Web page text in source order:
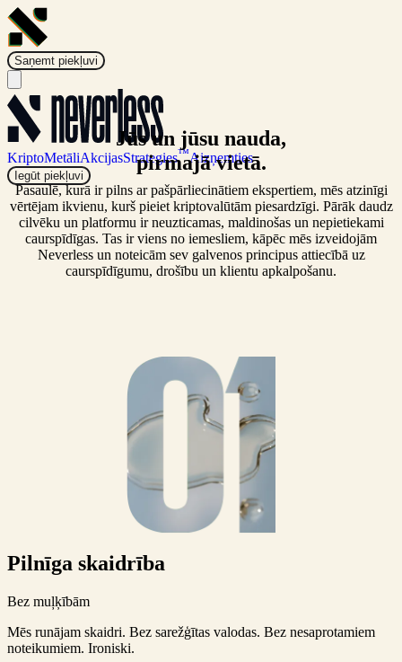
Saņemt piekļuvi
KriptoMetāliAkcijasStrategies™Aizņemties
Iegūt piekļuvi
Jūs un jūsu nauda,
pirmajā vietā.
Pasaulē, kurā ir pilns ar pašpārliecinātiem ekspertiem, mēs atzinīgi
vērtējam ikvienu, kurš pieiet kriptovalūtām piesardzīgi. Pārāk daudz
cilvēku un platformu ir neuzticamas, maldinošas un nepietiekami
caurspīdīgas. Tas ir viens no iemesliem, kāpēc mēs izveidojām
Neverless un noteicām sev galvenos principus attiecībā uz
caurspīdīgumu, drošību un klientu apkalpošanu.
Pilnīga skaidrība
Bez muļķībām
Mēs runājam skaidri. Bez sarežģītas valodas. Bez nesaprotamiem
noteikumiem. Ironiski.